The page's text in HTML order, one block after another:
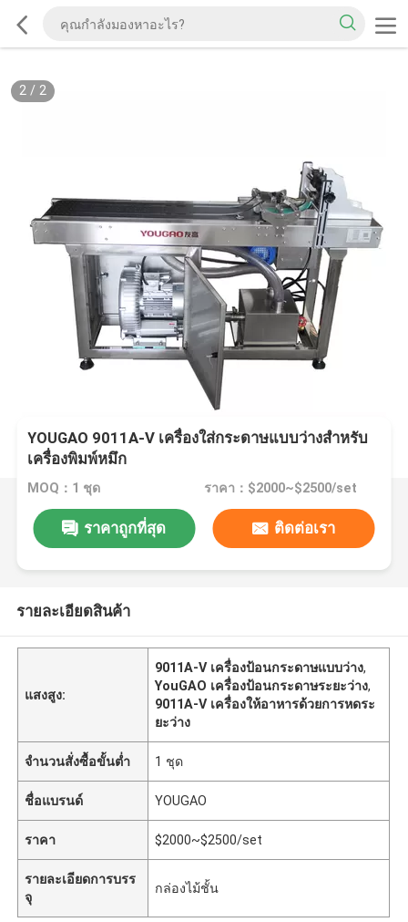
2/ 2
YOUGAO 9011A-V เครื่องใส่กระดาษแบบว่างสําหรับ
เครื่องพิมพ์หมึก
MOQ：1 ชุด ราคา：$2000~$2500/set
ราคาถูกที่สุด ติดต่อเรา
รายละเอียดสินค้า
แสงสูง:
9011A-V เครื่องป้อนกระดาษแบบว่าง,
YouGAO เครื่องป้อนกระดาษระยะว่าง,
9011A-V เครื่องให้อาหารด้วยการหดระ
ยะว่าง
จำนวนสั่งซื้อขั้นต่ำ 1 ชุด
ชื่อแบรนด์ YOUGAO
ราคา $2000~$2500/set
รายละเอียดการบรร
จุ
กล่องไม้ชั้น